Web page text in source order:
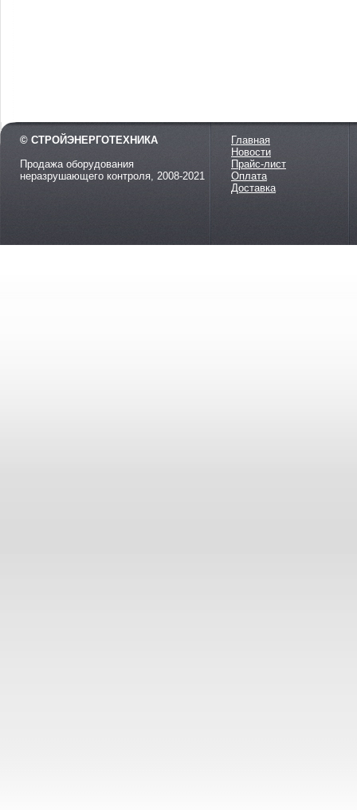
© СТРОЙЭНЕРГОТЕХНИКА
Продажа оборудования
неразрушающего контроля, 2008-2021
Главная
Новости
Прайс-лист
Оплата
Доставка